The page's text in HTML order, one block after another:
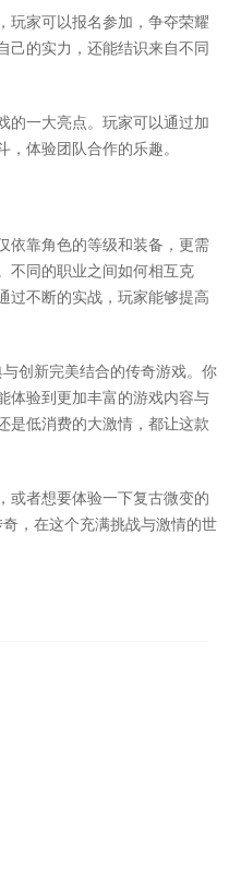
玩家可以报名参加，争夺荣耀
己的实力，还能结识来自不同
的一大亮点。玩家可以通过加
，体验团队合作的乐趣。
依靠角色的等级和装备，更需
不同的职业之间如何相互克
过不断的实战，玩家能够提高
创新完美结合的传奇游戏。你
体验到更加丰富的游戏内容与
是低消费的大激情，都让这款
或者想要体验一下复古微变的
，在这个充满挑战与激情的世